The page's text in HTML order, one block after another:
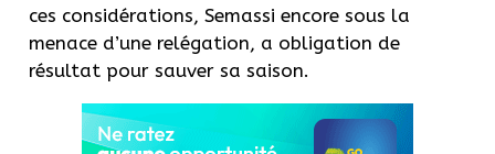
ces considérations, Semassi encore sous la
menace d’une relégation, a obligation de
résultat pour sauver sa saison.